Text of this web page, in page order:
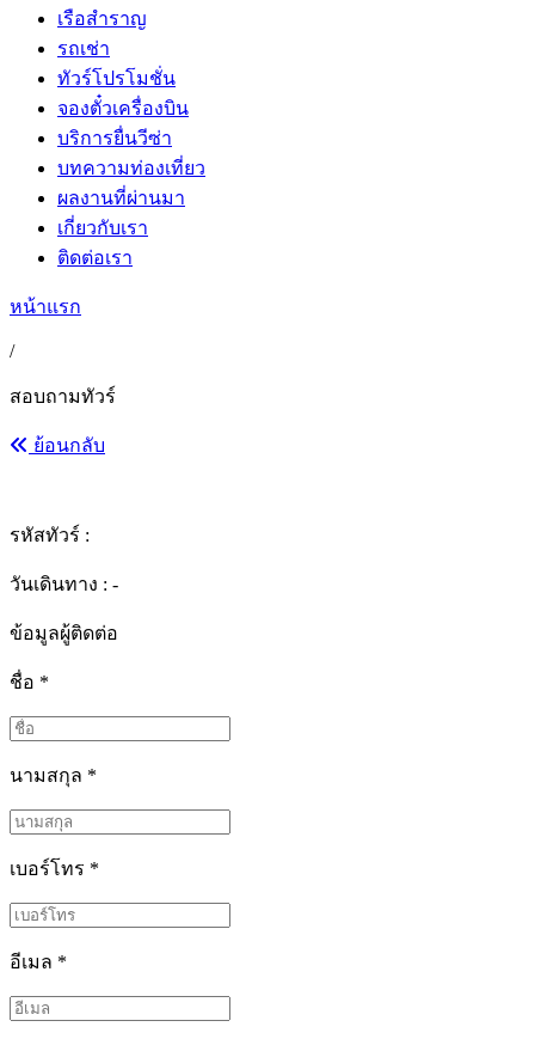
เรือสำราญ
รถเช่า
ทัวร์โปรโมชั่น
จองตั๋วเครื่องบิน
บริการยื่นวีซ่า
บทความท่องเที่ยว
ผลงานที่ผ่านมา
เกี่ยวกับเรา
ติดต่อเรา
หน้าแรก
/
สอบถามทัวร์
ย้อนกลับ
รหัสทัวร์ :
วันเดินทาง : -
ข้อมูลผู้ติดต่อ
ชื่อ *
นามสกุล *
เบอร์โทร *
อีเมล *